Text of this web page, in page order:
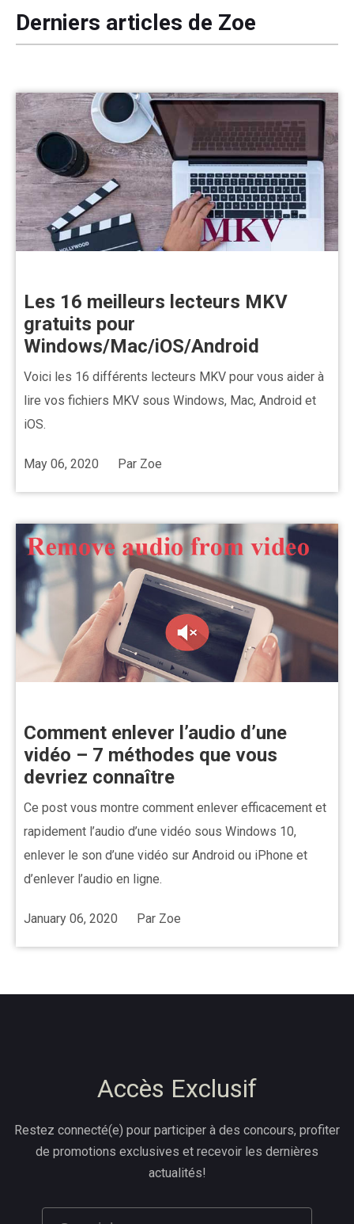
Traitement par lots
Derniers articles de Zoe
Les 16 meilleurs lecteurs MKV
gratuits pour
Windows/Mac/iOS/Android
Voici les 16 différents lecteurs MKV pour vous aider à
lire vos fichiers MKV sous Windows, Mac, Android et
iOS.
May 06, 2020 Par Zoe
Comment enlever l’audio d’une
vidéo – 7 méthodes que vous
devriez connaître
Ce post vous montre comment enlever efficacement et
rapidement l’audio d’une vidéo sous Windows 10,
enlever le son d’une vidéo sur Android ou iPhone et
d’enlever l’audio en ligne.
January 06, 2020 Par Zoe
Accès Exclusif
Restez connecté(e) pour participer à des concours, profiter
de promotions exclusives et recevoir les dernières
actualités!